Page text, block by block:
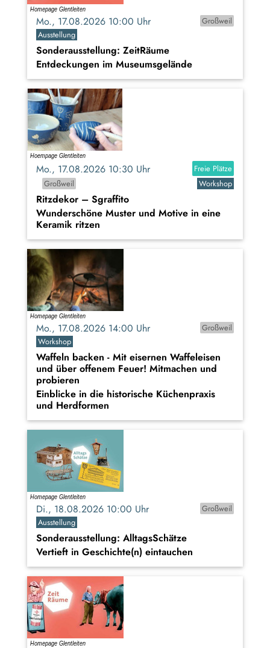
Mo., 17.08.2026 10:00 Uhr
Großweil
Ausstellung
Sonderausstellung: ZeitRäume
Entdeckungen im Museumsgelände
Mo., 17.08.2026 10:30 Uhr
Freie Plätze
Großweil
Workshop
Ritzdekor – Sgraffito
Wunderschöne Muster und Motive in eine
Keramik ritzen
Mo., 17.08.2026 14:00 Uhr
Großweil
Workshop
Waffeln backen - Mit eisernen Waffeleisen
und über offenem Feuer! Mitmachen und
probieren
Einblicke in die historische Küchenpraxis
und Herdformen
Di., 18.08.2026 10:00 Uhr
Großweil
Ausstellung
Sonderausstellung: AlltagsSchätze
Vertieft in Geschichte(n) eintauchen